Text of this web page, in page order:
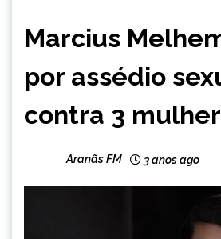
Marcius
por assédio
contra 3
Aranãs FM 3 anos ago